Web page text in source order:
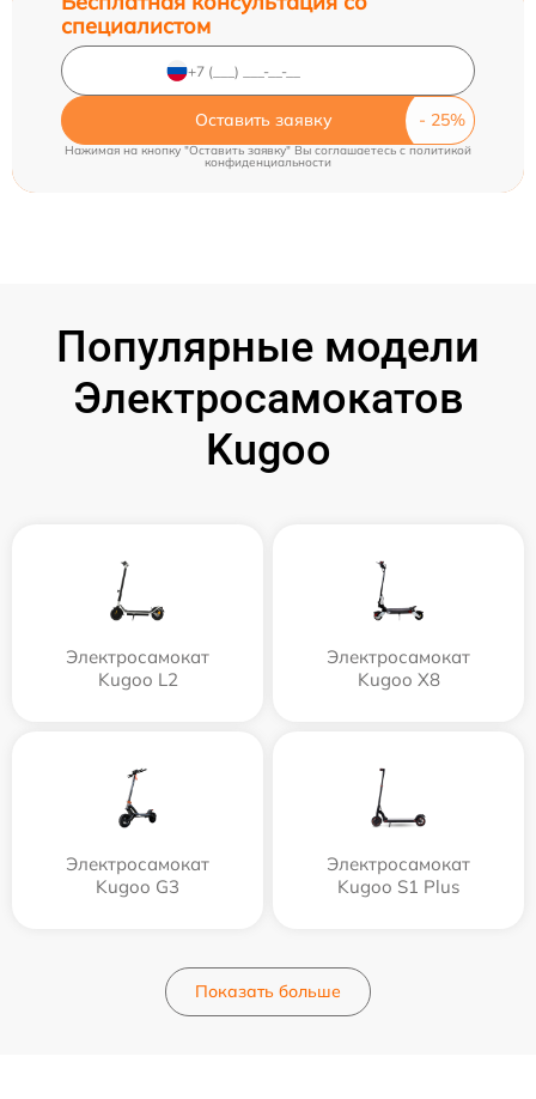
специалистом
Оставить заявку
Нажимая на кнопку "Оставить заявку" Вы соглашаетесь cполитикой
конфиденциальности
Популярные модели
Электросамокатов
Kugoo
Электросамокат
Kugoo L2
Электросамокат
Kugoo X8
Электросамокат
Kugoo G3
Электросамокат
Kugoo S1 Plus
Показать больше